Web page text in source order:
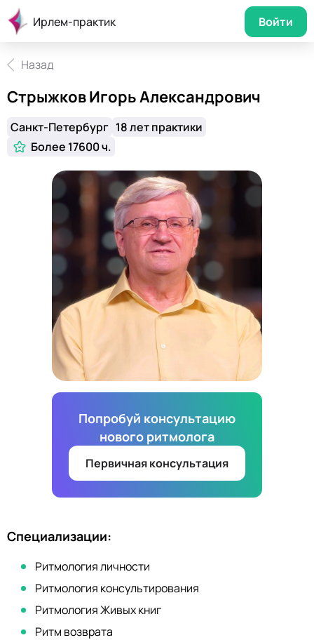
Ирлем-практик Войти
Назад
Попробуй консультацию
нового ритмолога
Первичная консультация
Стрыжков Игорь Александрович
Санкт-Петербург 18 лет практики
Более 17600 ч.
Специализации:
Ритмология личности
Ритмология консультирования
Ритмология Живых книг
Ритм возврата